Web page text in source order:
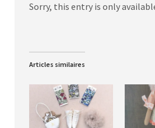
Sorry, this entry is only
Articles similaires